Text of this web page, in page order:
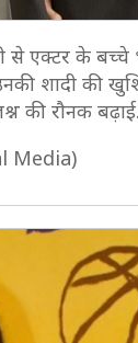
से एक्टर के बच्चे
शादी की
की रौनक बढ़ाई.
Media)